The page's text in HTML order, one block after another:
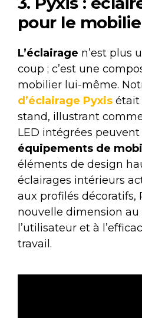
pour le
L’éclairage n’est plus
coup ; c’est une
mobilier lui-même.
d’éclairage Pyxis était
stand, illustrant
LED intégrées
équipements de
éléments de design
éclairages intérieurs
aux profilés décoratifs,
nouvelle dimension au
l’utilisateur et à
travail.